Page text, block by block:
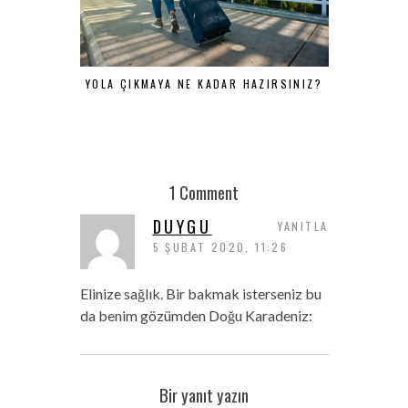
YOLA ÇIKMAYA NE KADAR HAZIRSINIZ?
1 Comment
DUYGU
5 ŞUBAT 2020, 11:26
Elinize sağlık. Bir bakmak isterseniz bu
da benim gözümden Doğu Karadeniz:
YANITLA
Bir yanıt yazın